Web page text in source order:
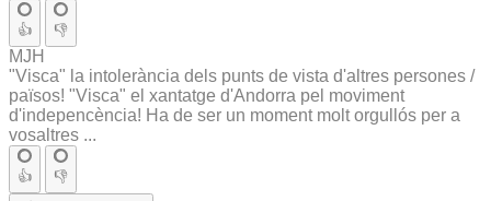
👍 👎
MJH
"Visca" la intolerància dels punts de vista d'altres persones /
països! "Visca" el xantatge d'Andorra pel moviment
d'indepencència! Ha de ser un moment molt orgullós per a
vosaltres ...
👍 👎